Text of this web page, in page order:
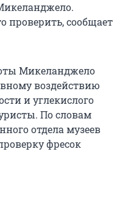
проверить, сообщает
Микеланджело
воздействию
и углекислого
По словам
отдела музеев
фресок